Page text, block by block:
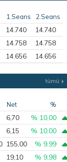
1.Seans
2.Seans
14.740 14.740
14.758 14.758
14.656 14.656
tümü
Net
%
6,70 % 10,00
6,15 % 10,00
155,00 % 9,99
19,10 % 9,98